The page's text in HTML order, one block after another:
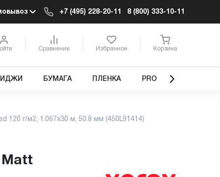
+7 (495) 228-20-11 8 (800) 333-10-11
Сравнение Избранное Корзина
БУМАГА ПЛЕНКА PRO
120 г/м2, 1.067x30 м, 50.8 мм (450L91414)